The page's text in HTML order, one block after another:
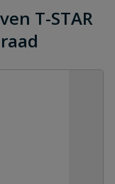
T-STAR